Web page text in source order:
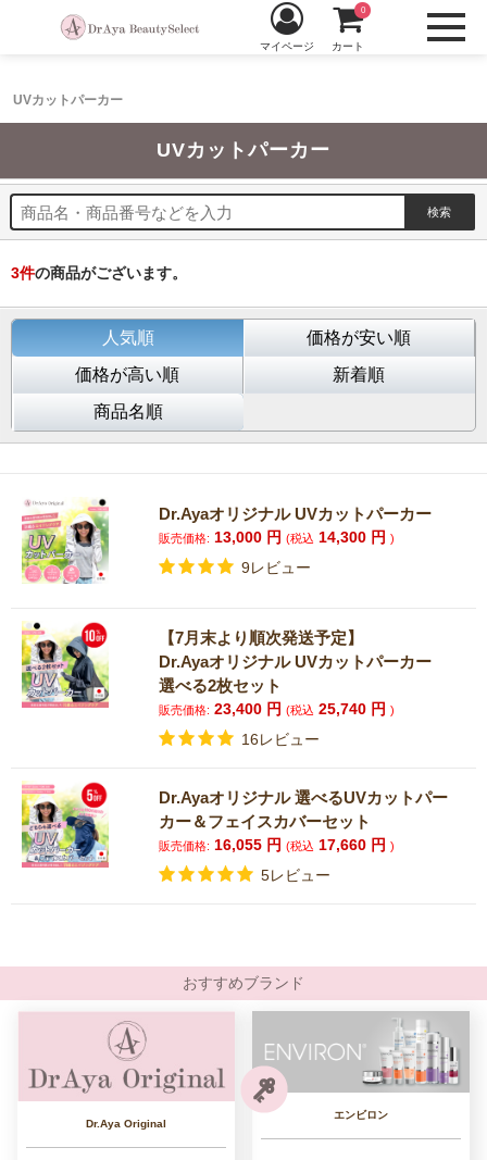
UVカットパーカー
マイページ カート
0
UVカットパーカー
3件の商品がございます。
人気順
価格が安い順
価格が高い順
新着順
商品名順
Dr.Ayaオリジナル UVカットパーカー
販売価格: 13,000 円(税込 14,300 円)
9レビュー
【7月末より順次発送予定】
Dr.Ayaオリジナル UVカットパーカー
選べる2枚セット
販売価格: 23,400 円(税込 25,740 円)
16レビュー
Dr.Ayaオリジナル 選べるUVカットパー
カー＆フェイスカバーセット
販売価格: 16,055 円(税込 17,660 円)
5レビュー
おすすめブランド
Dr.Aya Original
エンビロン